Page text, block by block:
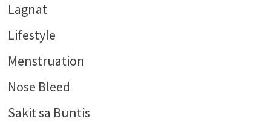
Lagnat
Lifestyle
Menstruation
Nose Bleed
Sakit sa Buntis